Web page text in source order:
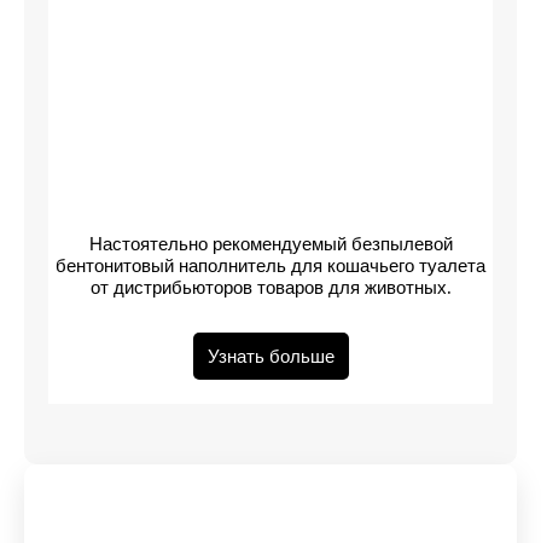
Настоятельно рекомендуемый безпылевой
бентонитовый наполнитель для кошачьего туалета
от дистрибьюторов товаров для животных.
Узнать больше